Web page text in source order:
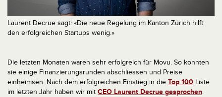
Laurent Decrue sagt: «Die neue Regelung im Kanton Zürich hilft
den erfolgreichen Startups wenig.»
Die letzten Monaten waren sehr erfolgreich für Movu. So konnten
sie einige Finanzierungsrunden abschliessen und Preise
einheimsen. Nach dem erfolgreichen Einstieg in die Top 100 Liste
im letzten Jahr haben wir mit CEO Laurent Decrue gesprochen.